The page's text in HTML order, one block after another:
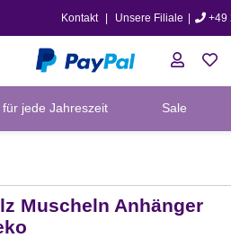
Kontakt Unsere Filiale +49
für jede Jahreszeit Sale
Muscheln Anhänger